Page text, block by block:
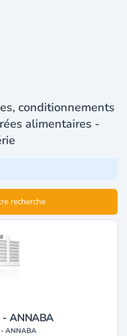
conditionnements
alimentaires -
recherche
- ANNABA
- ANNABA